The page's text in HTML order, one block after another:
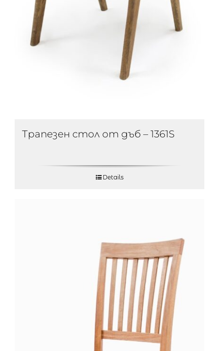
Трапезен стол от дъб – 1361S
Details